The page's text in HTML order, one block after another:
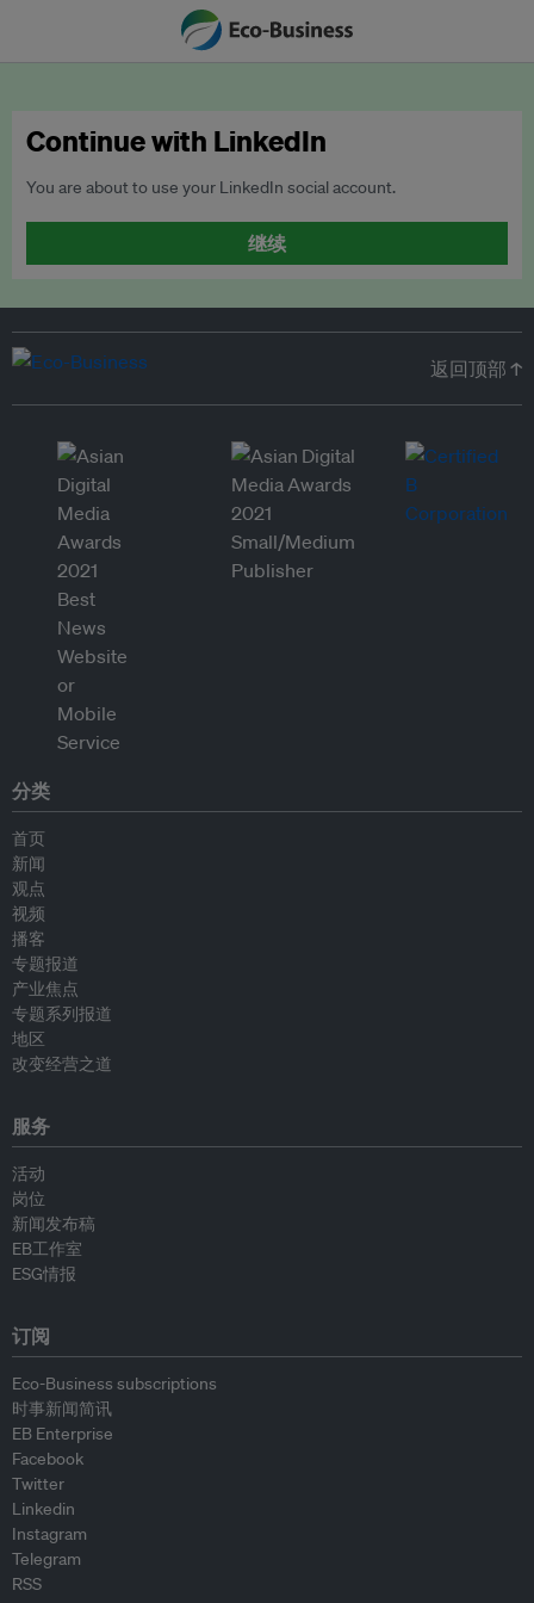
Continue with LinkedIn
You are about to use your LinkedIn social account.
继续
返回顶部 ↑
分类
首页
新闻
观点
视频
播客
专题报道
产业焦点
专题系列报道
地区
改变经营之道
服务
活动
岗位
新闻发布稿
EB工作室
ESG情报
订阅
Eco-Business subscriptions
时事新闻简讯
EB Enterprise
Facebook
Twitter
Linkedin
Instagram
Telegram
RSS